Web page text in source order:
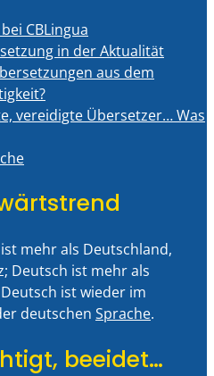
CBLingua
in der Aktualität
aus dem
vereidigte Übersetzer… Was
mehr als Deutschland,
Deutsch ist mehr als
ist wieder im
deutschen Sprache.
beeidet…